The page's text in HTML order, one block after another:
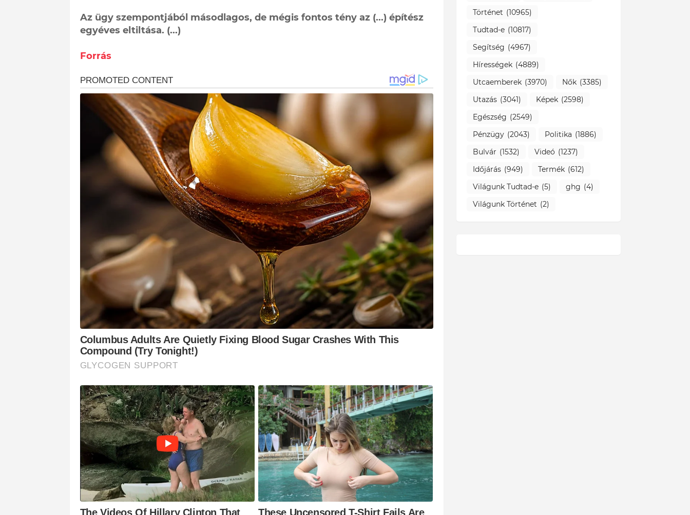
Az ügy szempontjából másodlagos, de mégis fontos tény az (...) építész
egyéves eltiltása. (...)
Forrás
Történet (10965)
Tudtad-e (10817)
Segítség (4967)
Hírességek (4889)
Utcaemberek (3970) Nők (3385)
Utazás (3041) Képek (2598)
Egészség (2549)
Pénzügy (2043) Politika (1886)
Bulvár (1532) Videó (1237)
Időjárás (949) Termék (612)
Világunk Tudtad-e (5) ghg (4)
Világunk Történet (2)